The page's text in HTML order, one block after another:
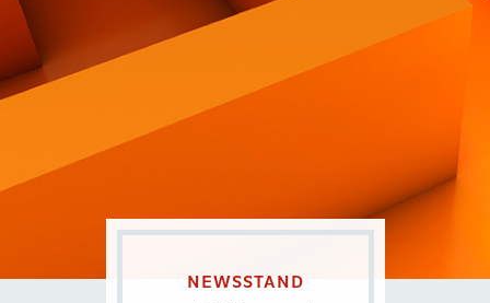
Eng|Ita
NEWSSTAND